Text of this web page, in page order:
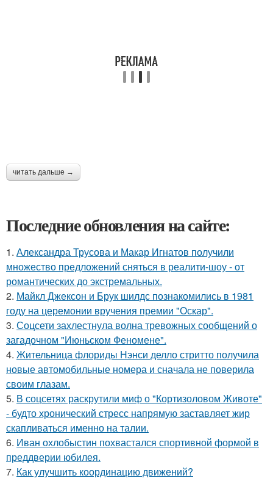
читать дальше →
Последние обновления на сайте:
1. Александра Трусова и Макар Игнатов получили
множество предложений сняться в реалити-шоу - от
романтических до экстремальных.
2. Майкл Джексон и Брук шилдс познакомились в 1981
году на церемонии вручения премии "Оскар".
3. Соцсети захлестнула волна тревожных сообщений о
загадочном "Июньском Феномене".
4. Жительница флориды Нэнси делло стритто получила
новые автомобильные номера и сначала не поверила
своим глазам.
5. В соцсетях раскрутили миф о "Кортизоловом Животе"
- будто хронический стресс напрямую заставляет жир
скапливаться именно на талии.
6. Иван охлобыстин похвастался спортивной формой в
преддверии юбилея.
7. Как улучшить координацию движений?